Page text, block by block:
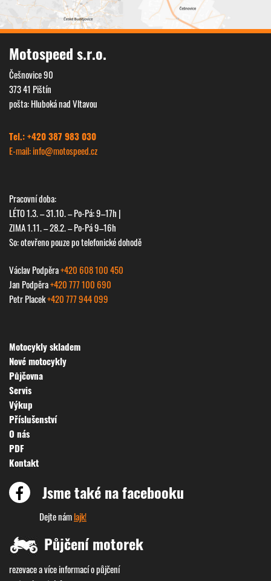
Motospeed s.r.o.
Češnovice 90
373 41 Pištín
pošta: Hluboká nad Vltavou
Tel.: +420 387 983 030
E-mail: info@motospeed.cz
Pracovní doba:
LÉTO 1.3. – 31.10. – Po-Pá: 9–17h |
ZIMA 1.11. – 28.2. – Po-Pá 9–16h
So: otevřeno pouze po telefonické dohodě
Václav Podpěra+420 608 100 450
Jan Podpěra+420 777 100 690
Petr Placek+420 777 944 099
Motocykly skladem
Nové motocykly
Půjčovna
Servis
Výkup
Příslušenství
O nás
PDF
Kontakt
Jsme také na facebooku
Dejte námlajk!
Půjčení motorek
rezevace a více informací o půjčení